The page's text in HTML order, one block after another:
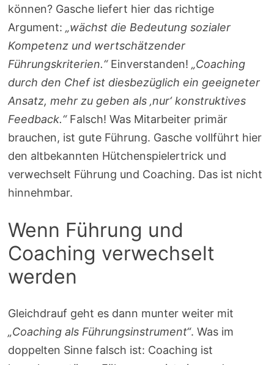
können? Gasche liefert hier das richtige
Argument:„wächst die Bedeutung sozialer
Kompetenz und wertschätzender
Führungskriterien.“Einverstanden!„Coaching
durch den Chef ist diesbezüglich ein geeigneter
Ansatz, mehr zu geben als ‚nur‘ konstruktives
Feedback.“Falsch! Was Mitarbeiter primär
brauchen, ist gute Führung. Gasche vollführt hier
den altbekannten Hütchenspielertrick und
verwechselt Führung und Coaching. Das ist nicht
hinnehmbar.
Wenn Führung und
Coaching verwechselt
werden
Gleichdrauf geht es dann munter weiter mit
„Coaching als Führungsinstrument“. Was im
doppelten Sinne falsch ist: Coaching ist